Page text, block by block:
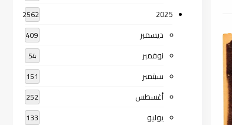
2025
2562
ديسمبر 409
نوفمبر 54
سبتمبر 151
أغسطس 252
يوليو 133